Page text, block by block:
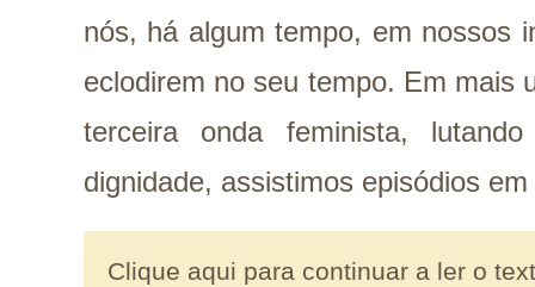
nós, há algum tempo, em nossos
eclodirem no seu tempo. Em mais
terceira onda feminista,
dignidade, assistimos episódios
Clique aqui para continuar a ler o